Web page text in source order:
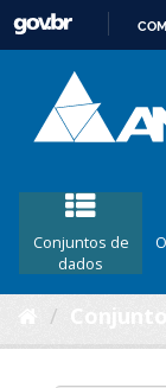
Conjuntos de
dados